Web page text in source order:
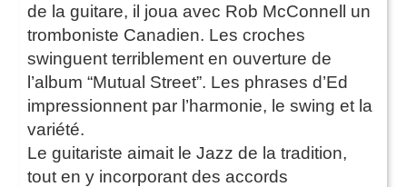
de la guitare, il joua avec Rob McConnell un
tromboniste Canadien. Les croches
swinguent terriblement en ouverture de
l’album “Mutual Street”. Les phrases d’Ed
impressionnent par l’harmonie, le swing et la
variété.
Le guitariste aimait le Jazz de la tradition,
tout en y incorporant des accords